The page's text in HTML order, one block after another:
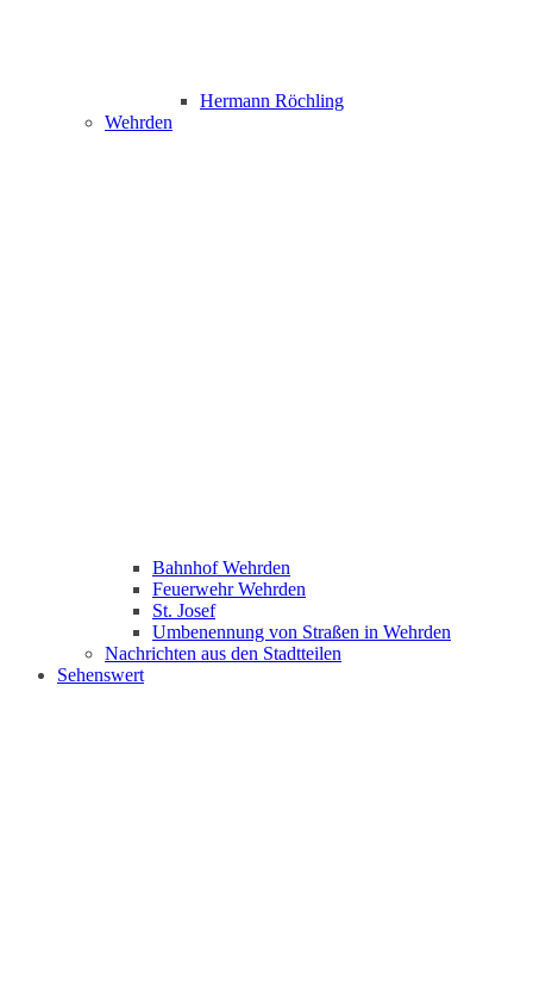
Hermann Röchling
Wehrden
Bahnhof Wehrden
Feuerwehr Wehrden
St. Josef
Umbenennung von Straßen in Wehrden
Nachrichten aus den Stadtteilen
Sehenswert